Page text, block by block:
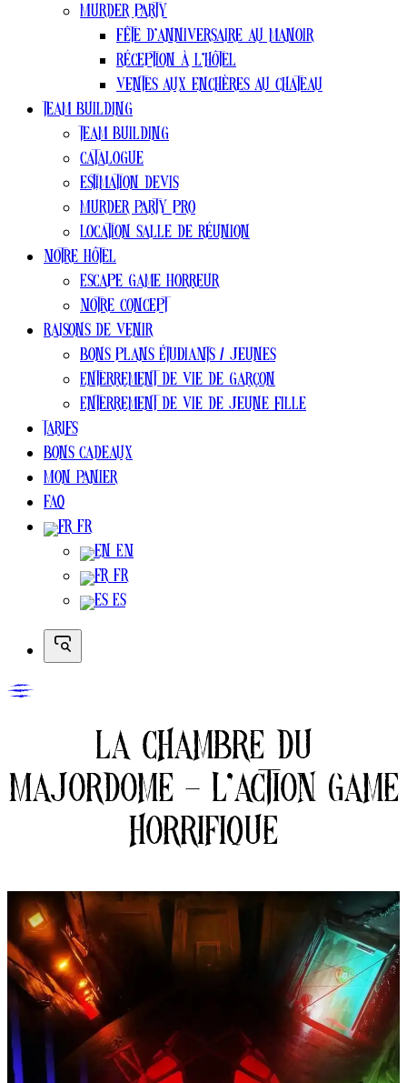
Murder party
Fête d’anniversaire au manoir
Réception à l’hôtel
Ventes aux enchères au chateau
Team Building
Team Building
Catalogue
estimation devis
Murder Party pro
Location salle de réunion
Notre Hôtel
Escape Game Horreur
Notre concept
Raisons de venir
Bons plans ÉTUDIANTS / jeunes
Enterrement de vie de garçon
Enterrement de vie de jeune fille
Tarifs
Bons cadeaux
Mon Panier
FAQ
FR
EN
FR
ES
La chambre du
Majordome – l’action game
horrifique